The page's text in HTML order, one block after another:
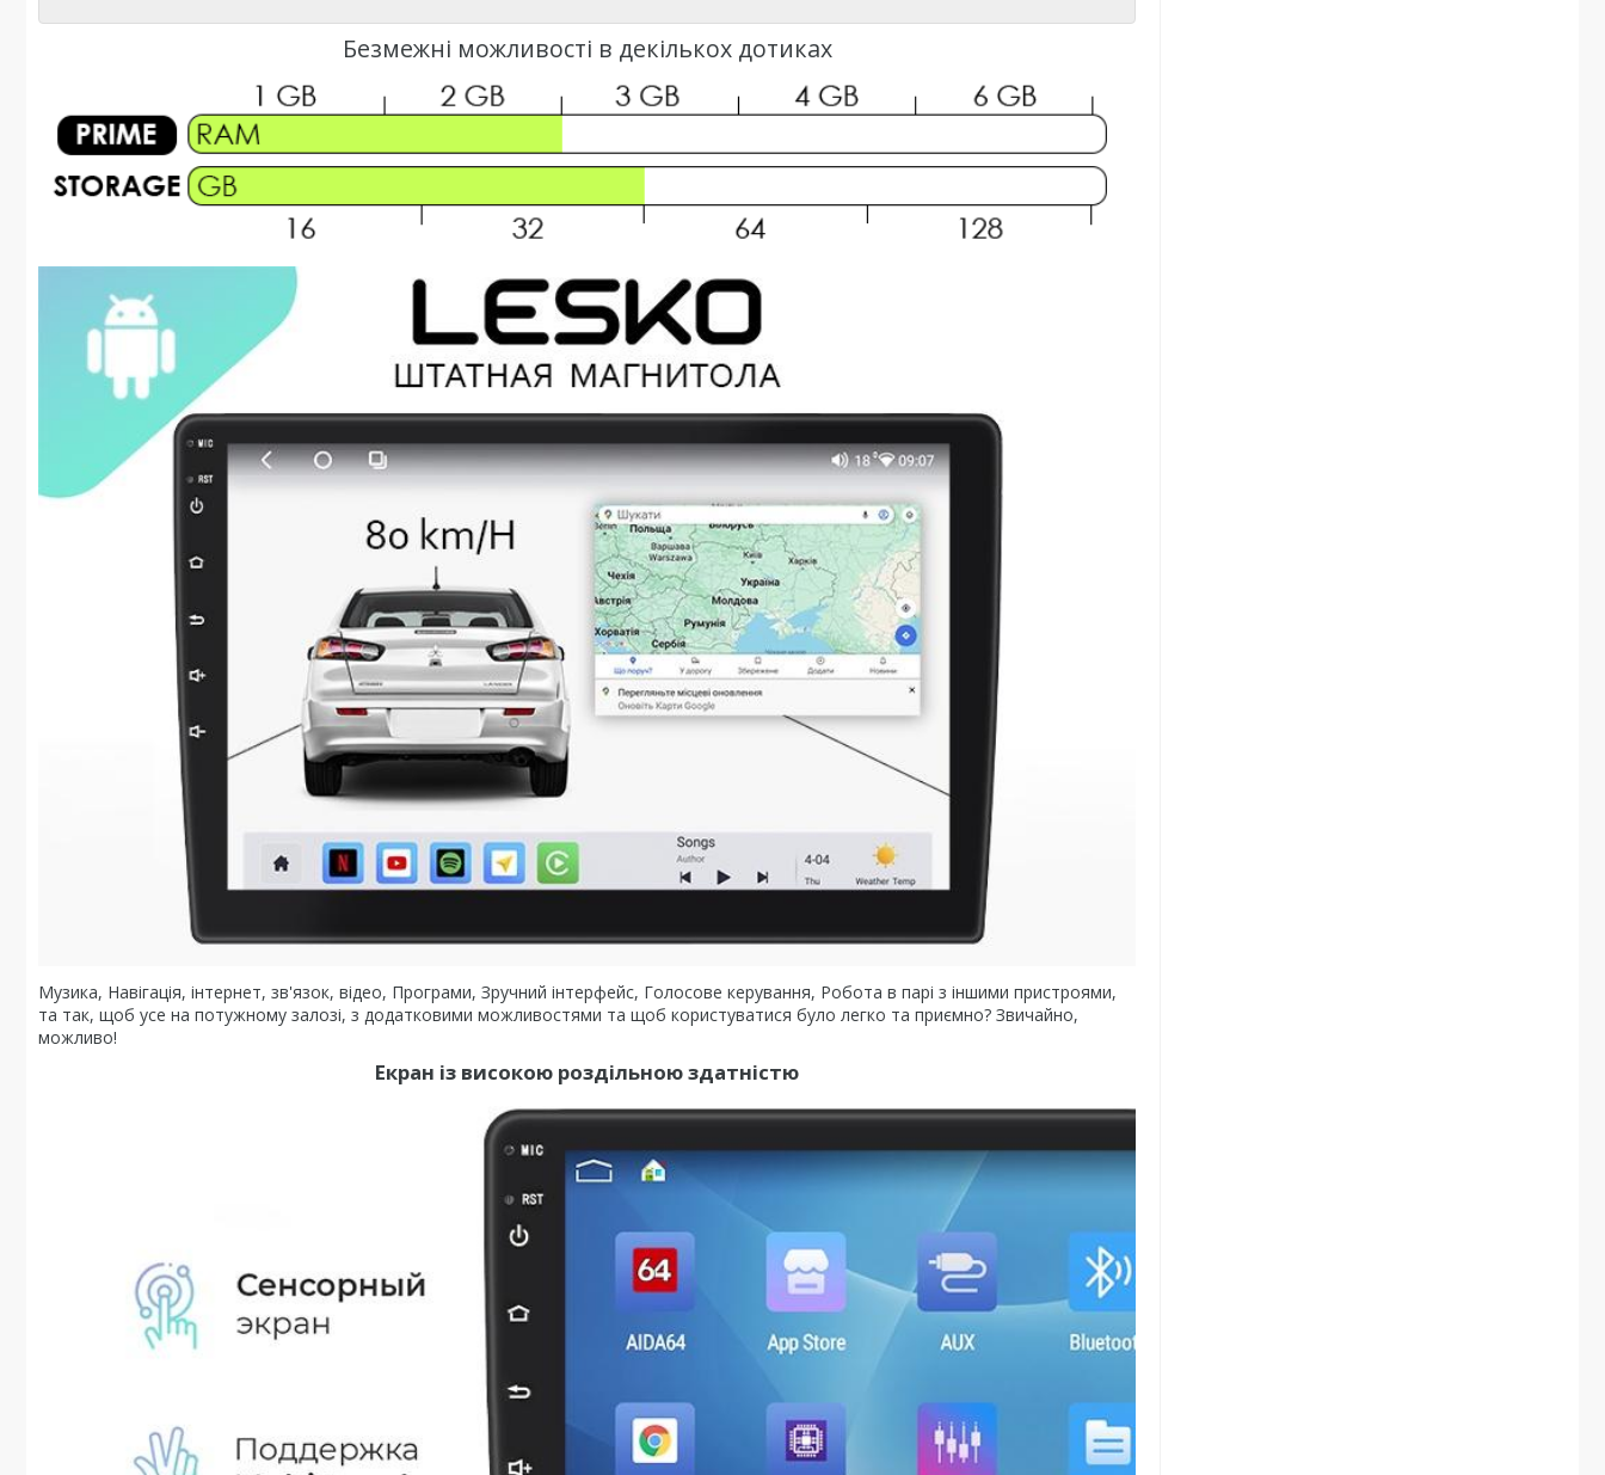
Безмежні можливості в декількох дотиках
Музика, Навігація, інтернет, зв'язок, відео, Програми, Зручний інтерфейс, Голосове керування, Робота в парі з іншими пристроями,
та так, щоб усе на потужному залозі, з додатковими можливостями та щоб користуватися було легко та приємно? Звичайно,
можливо!
Екран із високою роздільною здатністю